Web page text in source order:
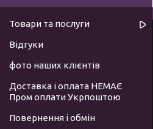
Товари та послуги
Відгуки
фото наших клієнтів
Доставка і оплата НЕМАЄ
Пром оплати Укрпоштою
Повернення і обмін